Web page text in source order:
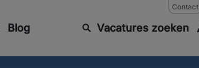
Contact
Blog Vacatures zoeken